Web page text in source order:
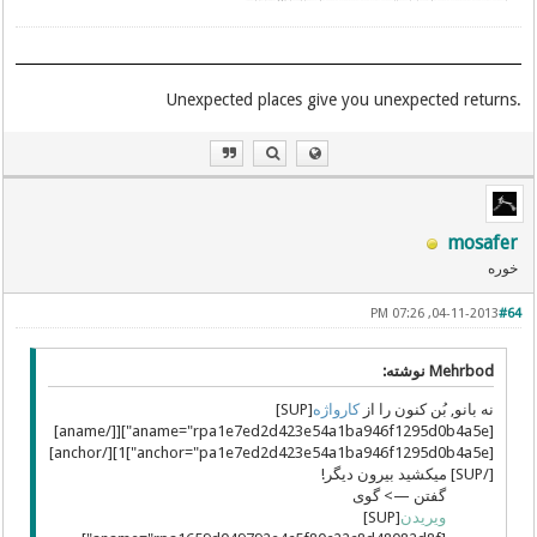
.Unexpected places give you unexpected returns
mosafer
خوره
#64
04-11-2013, 07:26 PM
Mehrbod نوشته:
نه بانو, بُن کنون را ازکارواژه
[SUP]
[aname="rpa1e7ed2d423e54a1ba946f1295d0b4a5e"][[/aname]
[anchor="pa1e7ed2d423e54a1ba946f1295d0b4a5e"]1][/anchor]
[/SUP] میکشید بیرون دیگر!
گفتن —> گوی
ویریدن
[SUP]